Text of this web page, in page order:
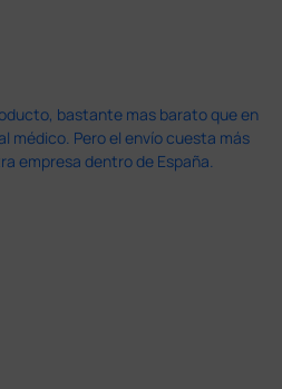
bastante mas barato que en
médico. Pero el envío cuesta más
empresa dentro de España.